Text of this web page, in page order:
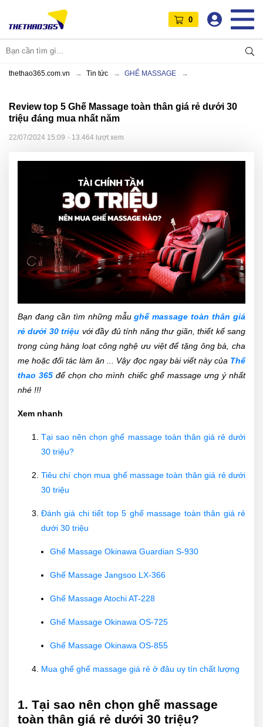
0
thethao365.com.vn Tin tức GHẾ MASSAGE
Review top 5 Ghế Massage toàn thân giá rẻ dưới 30
triệu đáng mua nhất năm
22/07/2024 15:09 - 13.464 lượt xem
Bạn đang cần tìm những mẫughế massage toàn thân giá
rẻ dưới 30 triệu với đầy đủ tính năng thư giãn, thiết kế sang
trọng cùng hàng loạt công nghệ ưu việt để tặng ông bà, cha
mẹ hoặc đối tác làm ăn ... Vậy đọc ngay bài viết này của Thể
thao 365 để chọn cho mình chiếc ghế massage ưng ý nhất
nhé !!!
Xem nhanh
Tại sao nên chọn ghế massage toàn thân giá rẻ dưới
30 triệu?
Tiêu chí chọn mua ghế massage toàn thân giá rẻ dưới
30 triệu
Đánh giá chi tiết top 5 ghế massage toàn thân giá rẻ
dưới 30 triệu
Ghế Massage Okinawa Guardian S-930
Ghế Massage Jangsoo LX-366
Ghế Massage Atochi AT-228
Ghế Massage Okinawa OS-725
Ghế Massage Okinawa OS-855
Mua ghế ghế massage giá rẻ ở đâu uy tín chất lượng
1. Tại sao nên chọn ghế massage
toàn thân giá rẻ dưới 30 triệu?